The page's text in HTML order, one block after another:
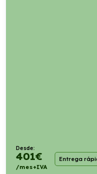
Desde:
401€
/mes+IVA
Entrega